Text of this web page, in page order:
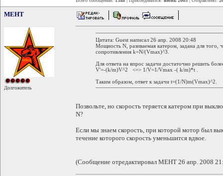
MEHT
Долгожитель
Цитата: Guest написал 26 апр. 2008 20:48
Мощность N, разиваемая катером, задана для того,
сопротивления k=N/(Vmax)^3.
Для ответа на впрос задачи достаточно решить
V'=-(k/m)V^2 <=> 1/V=1/Vmax -( k/m)*t .
Таким образом, ответ к задачи t=(1/N)m(Vmax)^2.
Позвольте, но скорость теряется катером при
N?
Если мы знаем скорость, при которой мотор был
течение которого скорость уменьшится вдвое.
(Сообщение отредактировал MEHT 26 апр. 2008